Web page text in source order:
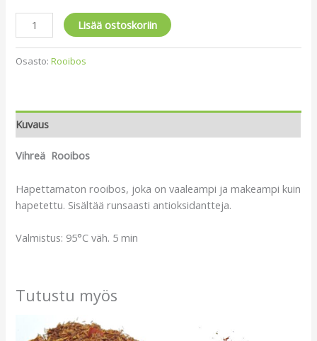
Lisää ostoskoriin
Osasto:Rooibos
Kuvaus
Vihreä Rooibos
Hapettamaton rooibos, joka on vaaleampi ja makeampi kuin
hapetettu. Sisältää runsaasti antioksidantteja.
Valmistus: 95°C väh. 5 min
Tutustu myös